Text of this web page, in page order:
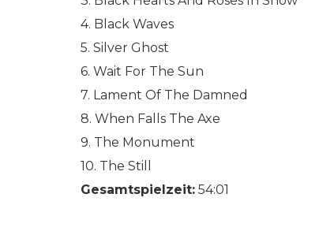
4. Black Waves
5. Silver Ghost
6. Wait For The Sun
7. Lament Of The Damned
8. When Falls The Axe
9. The Monument
10. The Still
Gesamtspielzeit: 54:01